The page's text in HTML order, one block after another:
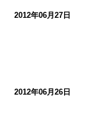
2012年06月27日
2012年06月26日